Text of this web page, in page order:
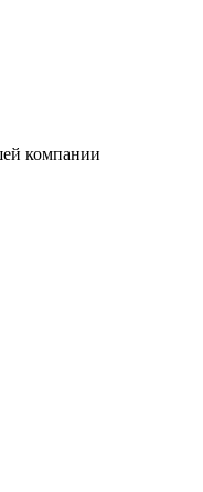
компании